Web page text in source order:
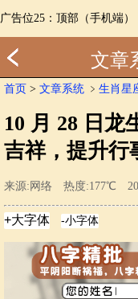
广告位25：顶部（手机端）
文章
首页 > 文章系统 ﹥ 生肖星
10 月 28 日龙
吉祥，提升行
来源:网络 热度:177℃